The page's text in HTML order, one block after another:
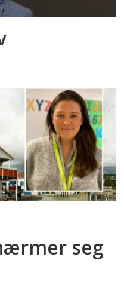
seg